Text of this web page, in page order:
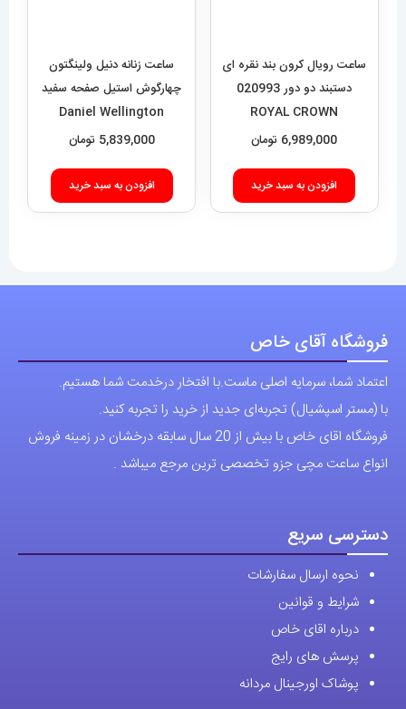
ممکن
است
در
محصول
انتخاب
ساعت رویال کرون بند نقره ای
دستبند دو دور 020993
ROYAL CROWN
6,989,000تومان
افزودن به سبد خرید
ساعت زنانه دنیل ولینگتون
چهارگوش استیل صفحه سفید
Daniel Wellington
Quadro 422
5,839,000تومان
افزودن به سبد خرید
فروشگاه آقای خاص
اعتماد شما، سرمایه اصلی ماست.با افتخار درخدمت شما هستیم.
با (مستر اسپشیال) تجربه‌ای جدید از خرید را تجربه کنید.
فروشگاه اقای خاص با بیش از 20 سال سابقه درخشان در زمینه فروش
دسترسی سریع
نحوه ارسال سفارشات
شرایط و قوانین
درباره اقای خاص
پرسش های رایج